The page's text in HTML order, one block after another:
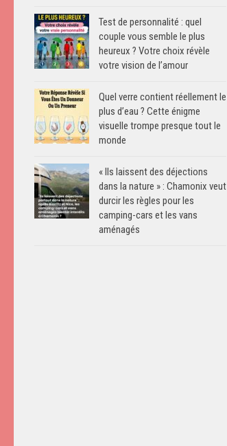
Test de personnalité : quel
couple vous semble le plus
heureux ? Votre choix révèle
votre vision de l’amour
Quel verre contient réellement le
plus d’eau ? Cette énigme
visuelle trompe presque tout le
monde
« Ils laissent des déjections
dans la nature » : Chamonix veut
durcir les règles pour les
camping-cars et les vans
aménagés